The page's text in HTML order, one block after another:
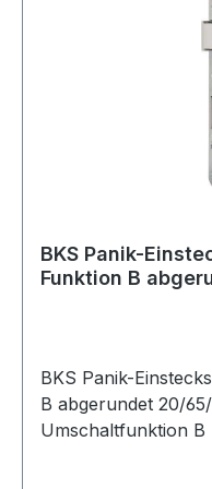
BKS Panik-
Funktion B
BKS Panik-
B abgerundet 20/
Umschaltfunktion B